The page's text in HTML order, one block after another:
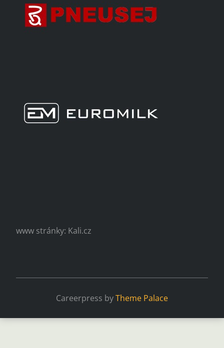
www stránky: Kali.cz
Careerpress byTheme Palace